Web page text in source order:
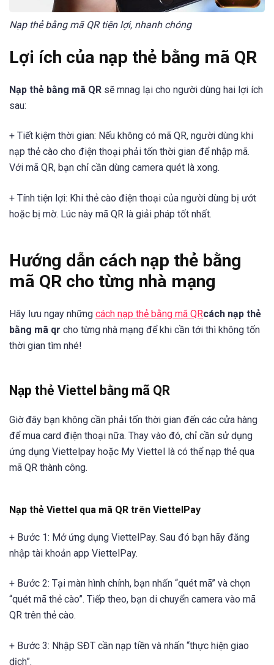
Nạp thẻ bằng mã QR tiện lợi, nhanh chóng
Lợi ích của nạp thẻ bằng mã QR
Nạp thẻ bằng mã QR sẽ mnag lại cho người dùng hai lợi ích
sau:
+ Tiết kiệm thời gian: Nếu không có mã QR, người dùng khi
nạp thẻ cào cho điện thoại phải tốn thời gian để nhập mã.
Với mã QR, bạn chỉ cần dùng camera quét là xong.
+ Tính tiện lợi: Khi thẻ cào điện thoại của người dùng bị ướt
hoặc bị mờ. Lúc này mã QR là giải pháp tốt nhất.
Hướng dẫn cách nạp thẻ bằng
mã QR cho từng nhà mạng
Hãy lưu ngay những cách nạp thẻ bằng mã QRcách nạp thẻ
bằng mã qr cho từng nhà mạng để khi cần tới thì không tốn
thời gian tìm nhé!
Nạp thẻ Viettel bằng mã QR
Giờ đây bạn không cần phải tốn thời gian đến các cửa hàng
để mua card điện thoại nữa. Thay vào đó, chỉ cần sử dụng
ứng dụng Viettelpay hoặc My Viettel là có thể nạp thẻ qua
mã QR thành công.
Nạp thẻ Viettel qua mã QR trên ViettelPay
+ Bước 1: Mở ứng dụng ViettelPay. Sau đó bạn hãy đăng
nhập tài khoản app ViettelPay.
+ Bước 2: Tại màn hình chính, bạn nhấn “quét mã” và chọn
“quét mã thẻ cào”. Tiếp theo, bạn di chuyển camera vào mã
QR trên thẻ cào.
+ Bước 3: Nhập SĐT cần nạp tiền và nhấn “thực hiện giao
dịch”.